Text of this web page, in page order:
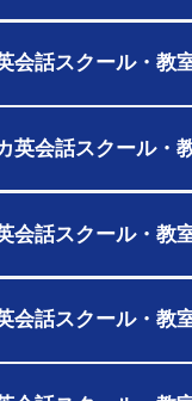
会話スクール・教
英会話スクール・
会話スクール・教
会話スクール・教